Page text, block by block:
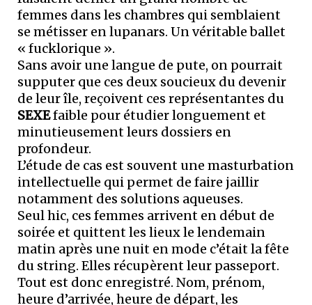
femmes dans les chambres qui semblaient
se métisser en lupanars. Un véritable ballet
« fucklorique ».
Sans avoir une langue de pute, on pourrait
supputer que ces deux soucieux du devenir
de leur île, reçoivent ces représentantes du
SEXEfaible pour étudier longuement et
minutieusement leurs dossiers en
profondeur.
L’étude de cas est souvent une masturbation
intellectuelle qui permet de faire jaillir
notamment des solutions aqueuses.
Seul hic, ces femmes arrivent en début de
soirée et quittent les lieux le lendemain
matin après une nuit en mode c’était la fête
du string. Elles récupèrent leur passeport.
Tout est donc enregistré. Nom, prénom,
heure d’arrivée, heure de départ, les